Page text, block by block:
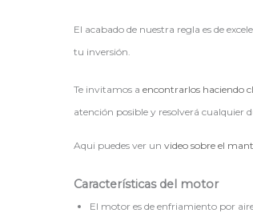
El acabado de nuestra regla es de
tu inversión.
Te invitamos a encontrarlos haciendo
atención posible y resolverá cualquier
Aqui puedes ver un video sobre el
Características del motor
El motor es de enfriamiento por